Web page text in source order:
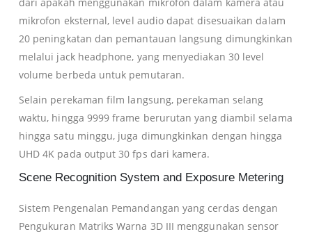
mikrofon eksternal, level audio dapat disesuaikan dalam
20 peningkatan dan pemantauan langsung dimungkinkan
melalui jack headphone, yang menyediakan 30 level
volume berbeda untuk pemutaran.
Selain perekaman film langsung, perekaman selang
waktu, hingga 9999 frame berurutan yang diambil selama
hingga satu minggu, juga dimungkinkan dengan hingga
UHD 4K pada output 30 fps dari kamera.
Scene Recognition System and Exposure Metering
Sistem Pengenalan Pemandangan yang cerdas dengan
Pengukuran Matriks Warna 3D III menggunakan sensor